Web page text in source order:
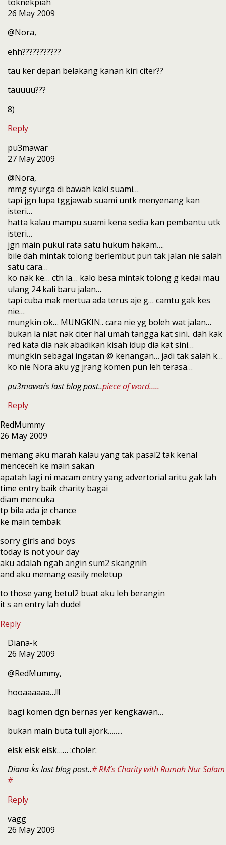
26 May 2009
@Nora,
ehh???????????
tau ker depan belakang kanan kiri citer??
tauuuu???
8)
Reply
pu3mawar
27 May 2009
@Nora,
mmg syurga di bawah kaki suami…
tapi jgn lupa tggjawab suami untk menyenang kan
isteri…
hatta kalau mampu suami kena sedia kan pembantu utk
isteri…
jgn main pukul rata satu hukum hakam….
bile dah mintak tolong berlembut pun tak jalan nie salah
satu cara…
ko nak ke… cth la… kalo besa mintak tolong g kedai mau
ulang 24 kali baru jalan…
tapi cuba mak mertua ada terus aje g… camtu gak kes
nie…
mungkin ok… MUNGKIN.. cara nie yg boleh wat jalan…
bukan la niat nak citer hal umah tangga kat sini.. dah kak
red kata dia nak abadikan kisah idup dia kat sini…
mungkin sebagai ingatan @ kenangan… jadi tak salah k…
ko nie Nora aku yg jrang komen pun leh terasa…
pu3mawar´s last blog post..piece of word…..
Reply
RedMummy
26 May 2009
memang aku marah kalau yang tak pasal2 tak kenal
menceceh ke main sakan
apatah lagi ni macam entry yang advertorial aritu gak lah
time entry baik charity bagai
diam mencuka
tp bila ada je chance
ke main tembak
sorry girls and boys
today is not your day
aku adalah ngah angin sum2 skangnih
and aku memang easily meletup
to those yang betul2 buat aku leh berangin
it s an entry lah dude!
Reply
Diana-k
26 May 2009
@RedMummy,
hooaaaaaa…!!!
bagi komen dgn bernas yer kengkawan…
bukan main buta tuli ajork……..
eisk eisk eisk…… :choler:
Diana-k´s last blog post..# RM’s Charity with Rumah Nur Salam
#
Reply
vagg
26 May 2009